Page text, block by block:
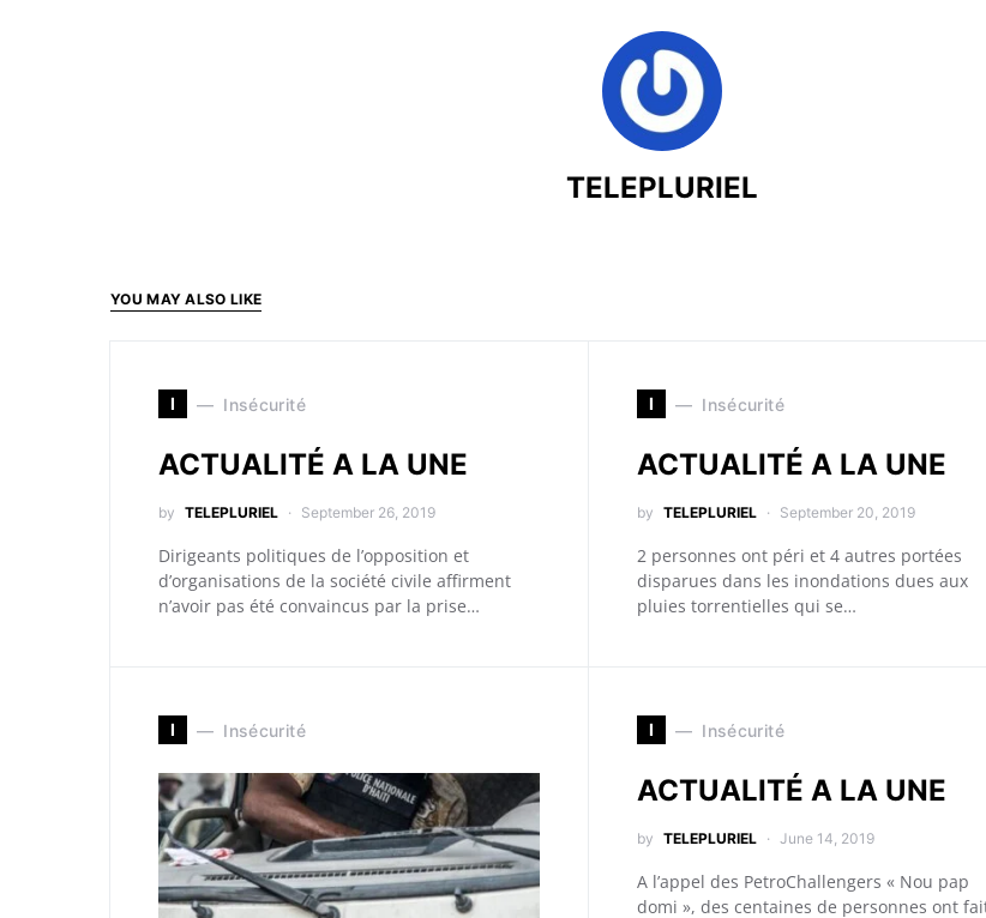
TELEPLURIEL
YOU MAY ALSO LIKE
I Insécurité
ACTUALITÉ A LA UNE
by TELEPLURIEL September 26, 2019
Dirigeants politiques de l’opposition et
d’organisations de la société civile affirment
n’avoir pas été convaincus par la prise…
I Insécurité
ACTUALITÉ A LA UNE
by TELEPLURIEL September 20, 2019
2 personnes ont péri et 4 autres portées
disparues dans les inondations dues aux
pluies torrentielles qui se…
I Insécurité I Insécurité
ACTUALITÉ A LA UNE
by TELEPLURIEL June 14, 2019
A l’appel des PetroChallengers « Nou pap
domi », des centaines de personnes ont